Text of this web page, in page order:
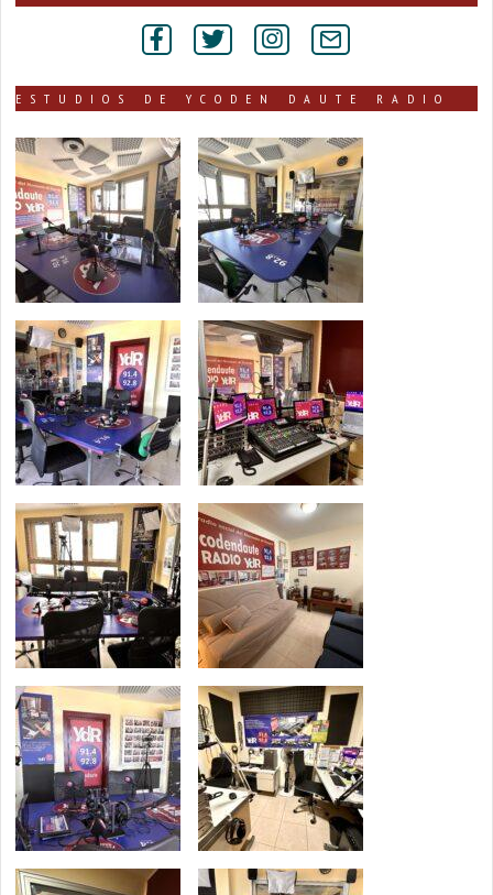
ESTUDIOS DE YCODEN DAUTE RADIO